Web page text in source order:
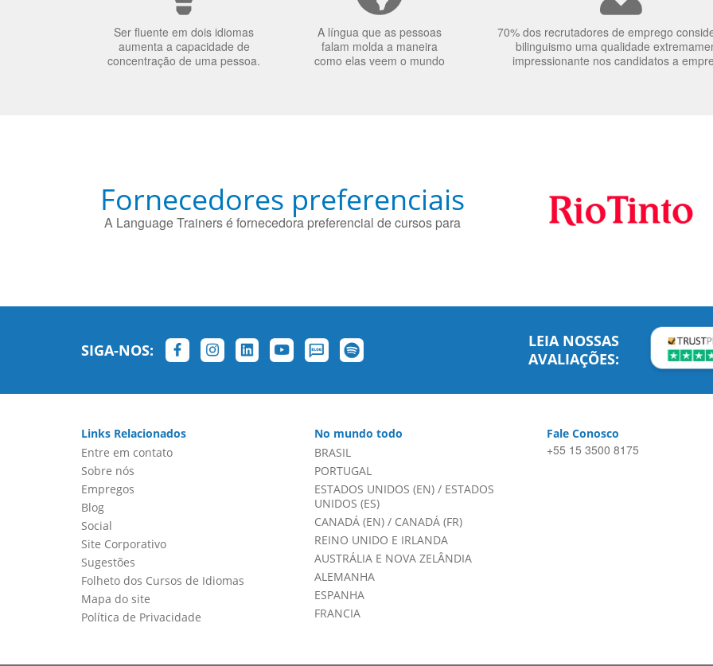
Ser fluente em dois idiomas
aumenta a capacidade de
concentração de uma pessoa.
A língua que as pessoas
falam molda a maneira
como elas veem o mundo
70% dos recrutadores de emprego
bilinguismo uma qualidade
impressionante nos candidatos a
Fornecedores preferenciais
A Language Trainers é fornecedora preferencial de cursos para
SIGA-NOS:
LEIA NOSSAS
AVALIAÇÕES:
Links Relacionados
Entre em contato
Sobre nós
Empregos
Blog
Social
Site Corporativo
Sugestões
Folheto dos Cursos de Idiomas
Mapa do site
Política de Privacidade
No mundo todo
BRASIL
PORTUGAL
ESTADOS UNIDOS (EN)/ ESTADOS
UNIDOS (ES)
CANADÁ (EN)/ CANADÁ (FR)
REINO UNIDO E IRLANDA
AUSTRÁLIA E NOVA ZELÂNDIA
ALEMANHA
ESPANHA
FRANCIA
Fale Conosco
+55 15 3500 8175